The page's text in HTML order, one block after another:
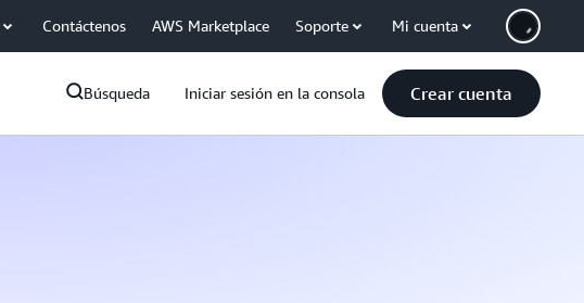
Contáctenos AWS Marketplace Soporte Mi cuenta
Búsqueda Iniciar sesión en la consola Crear cuenta